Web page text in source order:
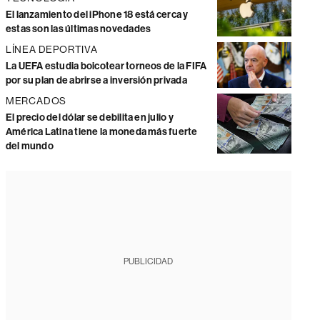
El lanzamiento del iPhone 18 está cerca y
estas son las últimas novedades
LÍNEA DEPORTIVA
La UEFA estudia boicotear torneos de la FIFA
por su plan de abrirse a inversión privada
MERCADOS
El precio del dólar se debilita en julio y
América Latina tiene la moneda más fuerte
del mundo
PUBLICIDAD